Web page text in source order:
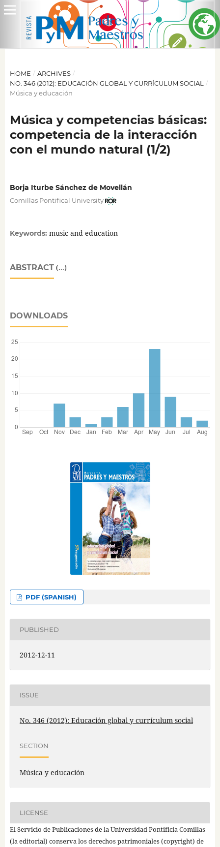
HOME / ARCHIVES /
NO. 346 (2012): EDUCACIÓN GLOBAL Y CURRÍCULUM SOCIAL
/
Música y educación
Música y competencias básicas:
competencia de la interacción
con el mundo natural (1/2)
Borja Iturbe Sánchez de Movellán
Comillas Pontifical University
Keywords: music and education
ABSTRACT(...)
DOWNLOADS
PDF (SPANISH)
PUBLISHED
2012-12-11
ISSUE
No. 346 (2012): Educación global y currículum social
SECTION
Música y educación
LICENSE
El Servicio de Publicaciones de la Universidad Pontificia Comillas
(la editorial) conserva los derechos patrimoniales (copyright) de